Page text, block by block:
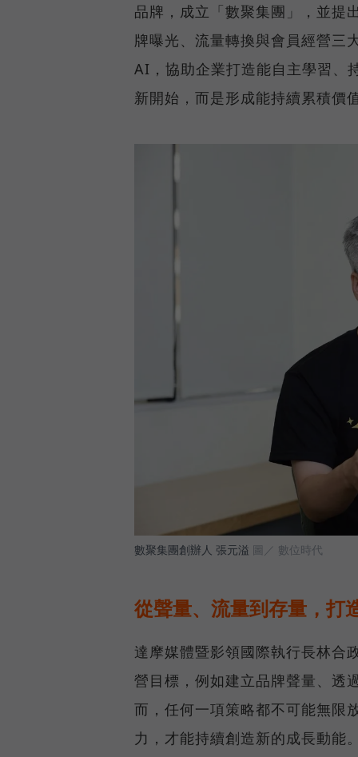
品牌，成立「數聚集團」，並提
牌曝光、流量轉換與會員經營三
AI，協助企業打造能自主學習、
新開始，而是形成能持續累積價
數聚集團創辦人 張元溢 圖／ 數位時代
從聲量、流量到存量，打
達摩媒體暨影領國際執行長林合
營目標，例如建立品牌聲量、透
而，任何一項策略都不可能無限
力，才能持續創造新的成長動能